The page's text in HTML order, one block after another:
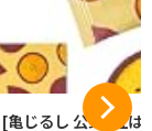
[亀じるし 公式] 紅は